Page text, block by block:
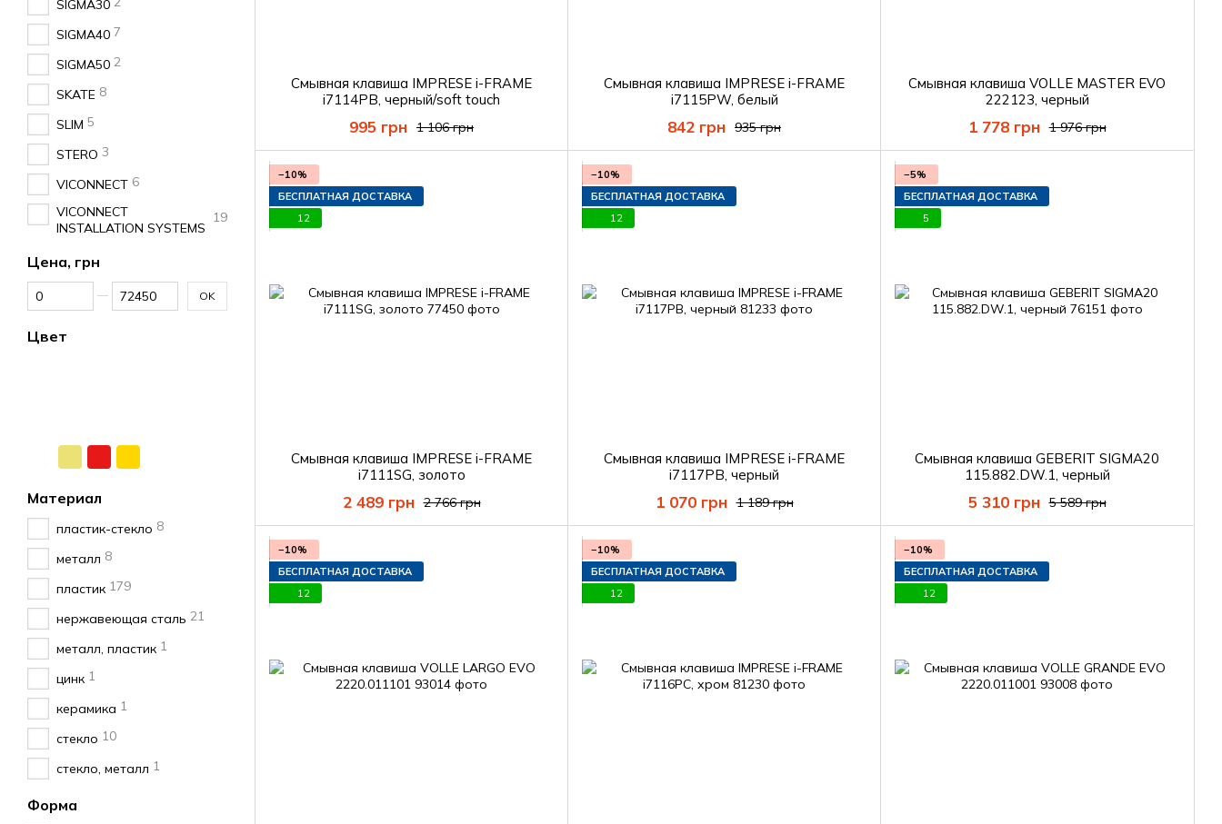
Смывная клавиша IMPRESE i-FRAME
i7114PB, черный/soft touch
1 106 грн
995 грн
Смывная клавиша IMPRESE i-FRAME
i7115PW, белый
935 грн
842 грн
Смывная клавиша VOLLE MASTER EVO
222123, черный
1 976 грн
1 778 грн
−10%
БЕСПЛАТНАЯ ДОСТАВКА
12
Смывная клавиша IMPRESE i-FRAME
i7111SG, золото
2 766 грн
2 489 грн
−10%
БЕСПЛАТНАЯ ДОСТАВКА
12
Смывная клавиша IMPRESE i-FRAME
i7117PB, черный
1 189 грн
1 070 грн
−5%
БЕСПЛАТНАЯ ДОСТАВКА
5
Смывная клавиша GEBERIT SIGMA20
115.882.DW.1, черный
5 589 грн
5 310 грн
−10%
БЕСПЛАТНАЯ ДОСТАВКА
12
−10%
БЕСПЛАТНАЯ ДОСТАВКА
12
−10%
БЕСПЛАТНАЯ ДОСТАВКА
12
SIGMA30
SIGMA40 7
SIGMA50 2
SKATE 8
SLIM 5
STERO 3
VICONNECT 6
VICONNECT
INSTALLATION SYSTEMS
19
Цена, грн
От Цена, грн
До Цена, грн OK
Цвет
Материал
пластик-стекло 8
металл 8
пластик 179
нержавеющая сталь 21
металл, пластик 1
цинк 1
керамика 1
стекло 10
стекло, металл 1
Форма